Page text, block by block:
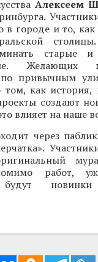
Алексеем
в городе и то, как
старые и
Желающих
по привычным
том, как история,
создают
влияет на наше
через
работ,
будут новинки